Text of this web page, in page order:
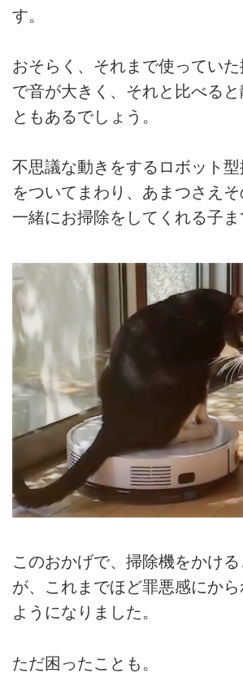
す。
おそらく、それまで使ってい
で音が大きく、それと比べると
ともあるでしょう。
不思議な動きをするロボット型
をついてまわり、あまつさえ
一緒にお掃除をしてくれる子ま
このおかげで、掃除機をかける
が、これまでほど罪悪感にか
ようになりました。
ただ困ったことも。